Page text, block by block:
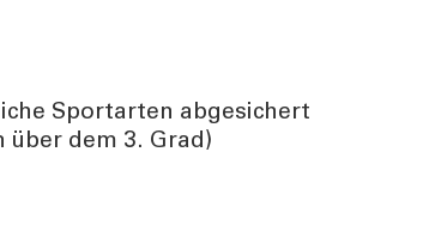
Sportarten abgesichert
über dem 3. Grad)